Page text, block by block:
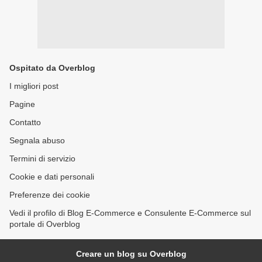
Ospitato da Overblog
I migliori post
Pagine
Contatto
Segnala abuso
Termini di servizio
Cookie e dati personali
Preferenze dei cookie
Vedi il profilo di Blog E-Commerce e Consulente E-Commerce sul
portale di Overblog
Creare un blog su Overblog